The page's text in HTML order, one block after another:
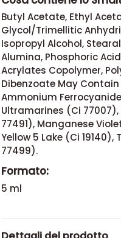
Cosa contiene lo
Butyl Acetate, Ethyl
Glycol/Trimellitic
Isopropyl Alcohol,
Alumina, Phosphoric
Acrylates Copolymer,
Dibenzoate May Contain
Ammonium
Ultramarines (Ci 77007),
77491), Manganese
Yellow 5 Lake (Ci 19140),
77499).
Formato: